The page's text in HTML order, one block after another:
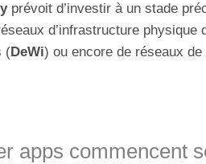
prévoit d’investir à un stade
d’infrastructure physique
(DeWi) ou encore de réseaux
apps commencent